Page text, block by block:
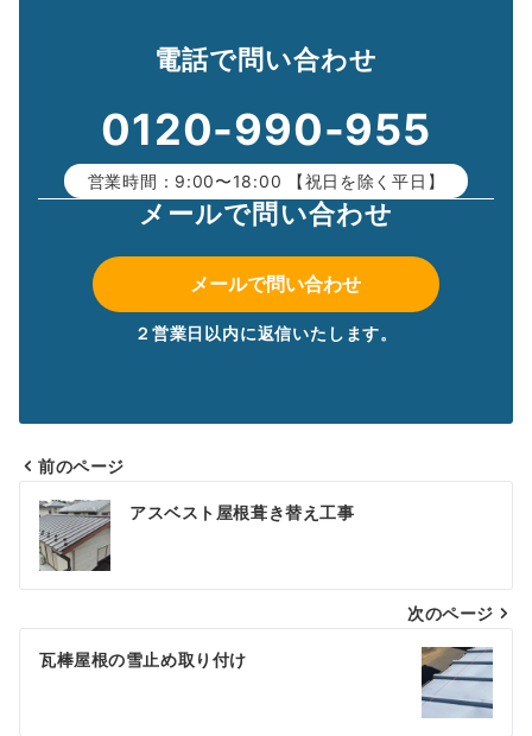
電話で問い合わせ
0120-990-955
営業時間：9:00〜18:00 【祝日を除く平日】
メールで問い合わせ
メールで問い合わせ
２営業日以内に返信いたします。
投
稿
ナ
ビ
ゲ
前のページ
アスベスト屋根葺き替え工事
次のページ
瓦棒屋根の雪止め取り付け